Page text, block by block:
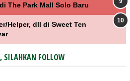
The Park Mall Solo Baru
Helper, dll di Sweet Ten
SILAHKAN FOLLOW